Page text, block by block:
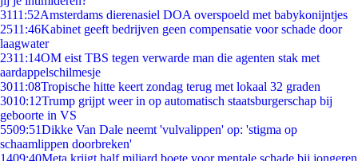
3111:52Amsterdams dierenasiel DOA overspoeld met babykonijntjes
2511:46Kabinet geeft bedrijven geen compensatie voor schade door
laagwater
2311:14OM eist TBS tegen verwarde man die agenten stak met
aardappelschilmesje
3011:08Tropische hitte keert zondag terug met lokaal 32 graden
3010:12Trump grijpt weer in op automatisch staatsburgerschap bij
geboorte in VS
5509:51Dikke Van Dale neemt 'vulvalippen' op: 'stigma op
schaamlippen doorbreken'
1409:40Meta krijgt half miljard boete voor mentale schade bij jongeren